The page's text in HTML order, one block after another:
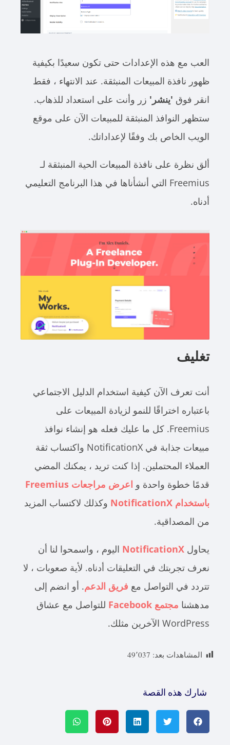
العب مع هذه الإعدادات حتى تكون سعيدًا بكيفية
ظهور نافذة المبيعات المنبثقة. عند الانتهاء ، فقط
انقر فوق'ينشر'زر وأنت على استعداد للذهاب.
ستظهر النوافذ المنبثقة للمبيعات الآن على موقع
الويب الخاص بك وفقًا لإعداداتك.
ألق نظرة على نافذة المبيعات الحية المنبثقة لـ
Freemius التي أنشأناها في هذا البرنامج التعليمي
أدناه.
تغليف
أنت تعرف الآن كيفية استخدام الدليل الاجتماعي
باعتباره اختراقًا للنمو لزيادة المبيعات على
Freemius. كل ما عليك فعله هو إنشاء نوافذ
مبيعات جذابة في NotificationX واكتساب ثقة
العملاء المحتملين. إذا كنت تريد ، يمكنك المضي
قدمًا خطوة واحدة و
اعرض مراجعات Freemius
باستخدام NotificationX
وكذلك لاكتساب المزيد
من المصداقية.
يحاولNotificationXاليوم ، واسمحوا لنا أن
نعرف تجربتك في التعليقات أدناه. لأية صعوبات ، لا
تتردد في التواصل معفريق الدعم. أو انضم إلى
مدهشنامجتمع Facebook
للتواصل مع عشاق
WordPress الآخرين مثلك.
المشاهدات بعد: 49٬037
شارك هذه القصة